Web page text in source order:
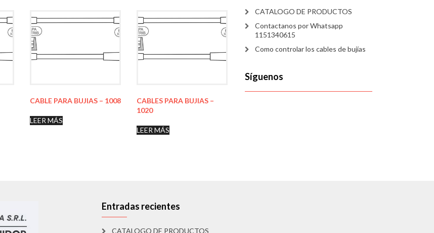
CABLE PARA BUJIAS – 1008
LEER MÁS
CABLES PARA BUJIAS –
1020
LEER MÁS
CATALOGO DE PRODUCTOS
Contactanos por Whatsapp
1151340615
Como controlar los cables de bujías
Síguenos
Entradas recientes
CATALOGO DE PRODUCTOS